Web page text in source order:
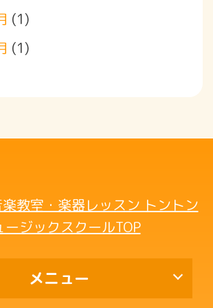
(1)
(1)
教室・楽器レッスン トントン
ージックスクールTOP
メニュー